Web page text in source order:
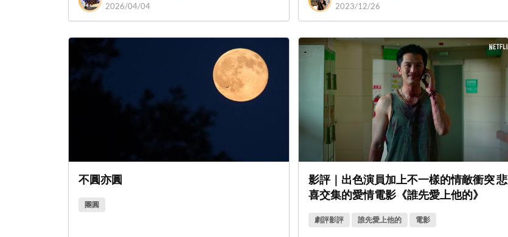
2026/04/04 2023/12/26
不圓亦圓
團圓
影評｜出色演員加上不一樣的情敵衝突 悲
喜交集的愛情電影《誰先愛上他的》
劇評影評 誰先愛上他的 電影